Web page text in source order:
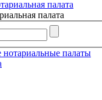
палата
нотариальные палаты